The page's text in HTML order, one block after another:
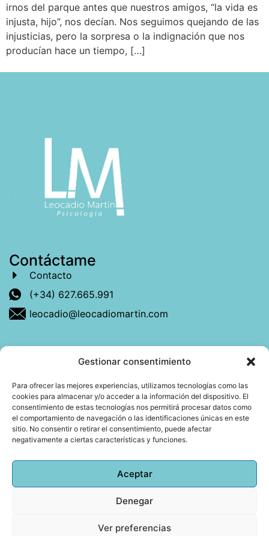
Gestionar consentimiento
Para ofrecer las mejores experiencias, utilizamos tecnologías como las
cookies para almacenar y/o acceder a la información del dispositivo. El
consentimiento de estas tecnologías nos permitirá procesar datos como
el comportamiento de navegación o las identificaciones únicas en este
sitio. No consentir o retirar el consentimiento, puede afectar
negativamente a ciertas características y funciones.
Aceptar
Denegar
Ver preferencias
irnos del parque antes que nuestros amigos, “la vida es
injusta, hijo”, nos decían. Nos seguimos quejando de las
injusticias, pero la sorpresa o la indignación que nos
producían hace un tiempo, […]
Contáctame
Contacto
(+34) 627.665.991
leocadio@leocadiomartin.com
Descubre más sobre mí
Mi libro: La felicidad: qué ayuda y qué no.
Blog: Reflexiones que conectan
Agendar cita
Leocadio Martín | DiseñoHuub World